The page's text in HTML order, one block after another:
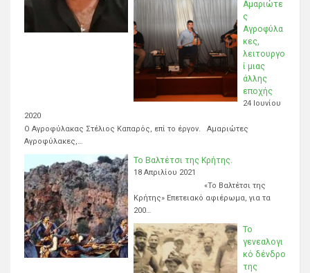
Αμαριώτε
ς
Αγροφύλα
κες,
λειτουργο
ί μιας
άλλης
εποχής
24 Ιουνίου
2020
Ο Αγροφύλακας Στέλιος Καπαρός, επί το έργον. Αμαριώτες
Αγροφύλακες,…
Το Βαλτέτσι της Κρήτης.
18 Απριλίου 2021
«Το Βαλτέτσι της
Κρήτης» Επετειακό αφιέρωμα, για τα
200…
Το
γενεαλογι
κό δένδρο
της